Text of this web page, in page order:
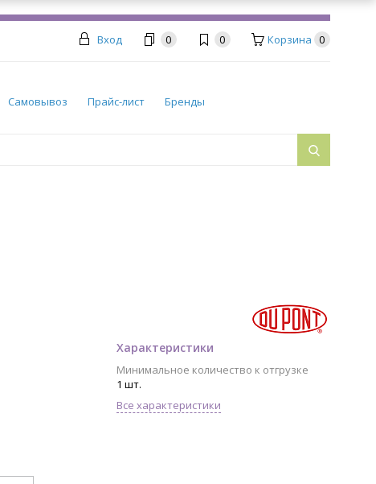
Вход 0 0 Корзина 0
Самовывоз Прайс-лист Бренды
Характеристики
Минимальное количество к отгрузке
1 шт.
Все характеристики